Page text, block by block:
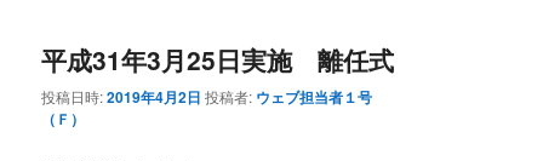
平成31年3月25日実施 離任式
投稿日時:2019年4月2日 投稿者: ウェブ担当者１号
（Ｆ）